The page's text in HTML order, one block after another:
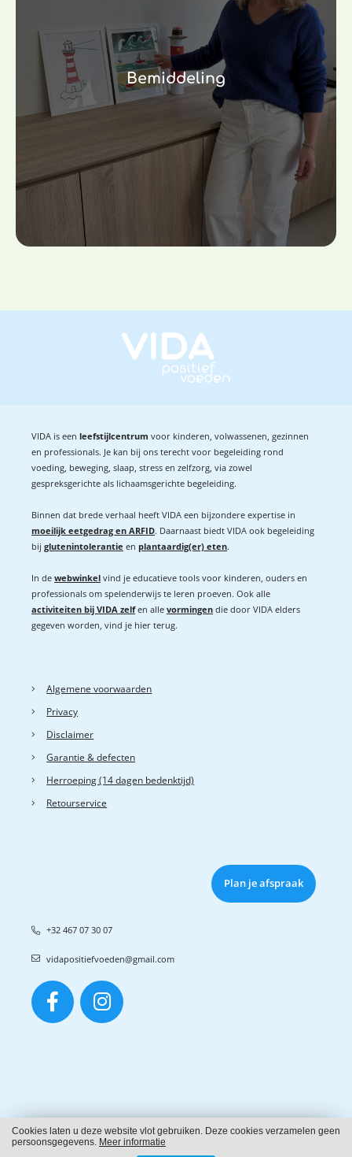
Bemiddeling
VIDA is een leefstijlcentrum voor kinderen, volwassenen, gezinnen
en professionals. Je kan bij ons terecht voor begeleiding rond
voeding, beweging, slaap, stress en zelfzorg, via zowel
gespreksgerichte als lichaamsgerichte begeleiding.
Binnen dat brede verhaal heeft VIDA een bijzondere expertise in
moeilijk eetgedrag en ARFID. Daarnaast biedt VIDA ook begeleiding
bij glutenintolerantie en plantaardig(er) eten.
In de webwinkel vind je educatieve tools voor kinderen, ouders en
professionals om spelenderwijs te leren proeven. Ook alle
activiteiten bij VIDA zelf en alle vormingen die door VIDA elders
gegeven worden, vind je hier terug.
Algemene voorwaarden
Privacy
Disclaimer
Garantie & defecten
Herroeping (14 dagen bedenktijd)
Retourservice
Plan je afspraak
+32 467 07 30 07
vidapositiefvoeden@gmail.com
Cookies
Cookies laten u deze website vlot gebruiken. Deze cookies verzamelen geen
persoonsgegevens. Meer informatie